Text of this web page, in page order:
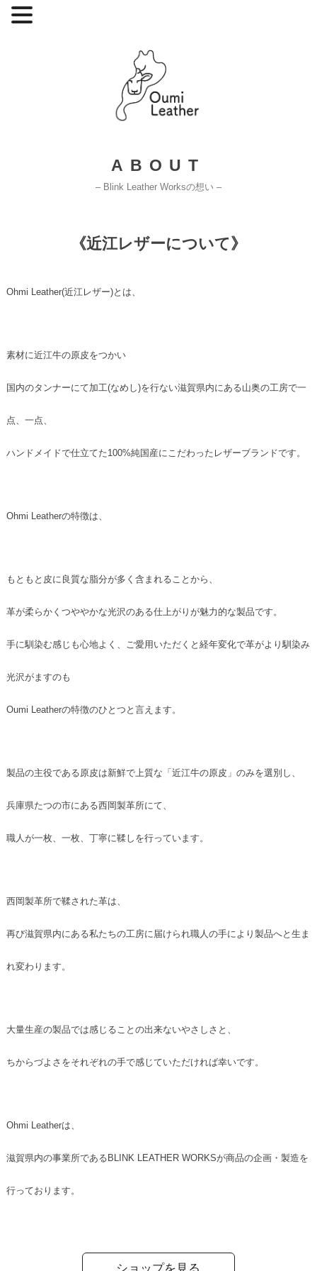
ABOUT
– Blink Leather Worksの想い –
《近江レザーについて》
Ohmi Leather(近江レザー)とは、
素材に近江牛の原皮をつかい
国内のタンナーにて加工(なめし)を行ない滋賀県内にある山奥の工房で一
点、一点、
ハンドメイドで仕立てた100%純国産にこだわったレザーブランドです。
Ohmi Leatherの特徴は、
もともと皮に良質な脂分が多く含まれることから、
革が柔らかくつややかな光沢のある仕上がりが魅力的な製品です。
手に馴染む感じも心地よく、ご愛用いただくと経年変化で革がより馴染み
光沢がますのも
Oumi Leatherの特徴のひとつと言えます。
製品の主役である原皮は新鮮で上質な「近江牛の原皮」のみを選別し、
兵庫県たつの市にある西岡製革所にて、
職人が一枚、一枚、丁寧に鞣しを行っています。
西岡製革所で鞣された革は、
再び滋賀県内にある私たちの工房に届けられ職人の手により製品へと生ま
れ変わります。
大量生産の製品では感じることの出来ないやさしさと、
ちからづよさをそれぞれの手で感じていただければ幸いです。
Ohmi Leatherは、
滋賀県内の事業所であるBLINK LEATHER WORKSが商品の企画・製造を
行っております。